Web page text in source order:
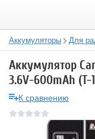
Аккумуляторы Для
Аккумулятор
3.6V-600mAh (T-
К сравнению